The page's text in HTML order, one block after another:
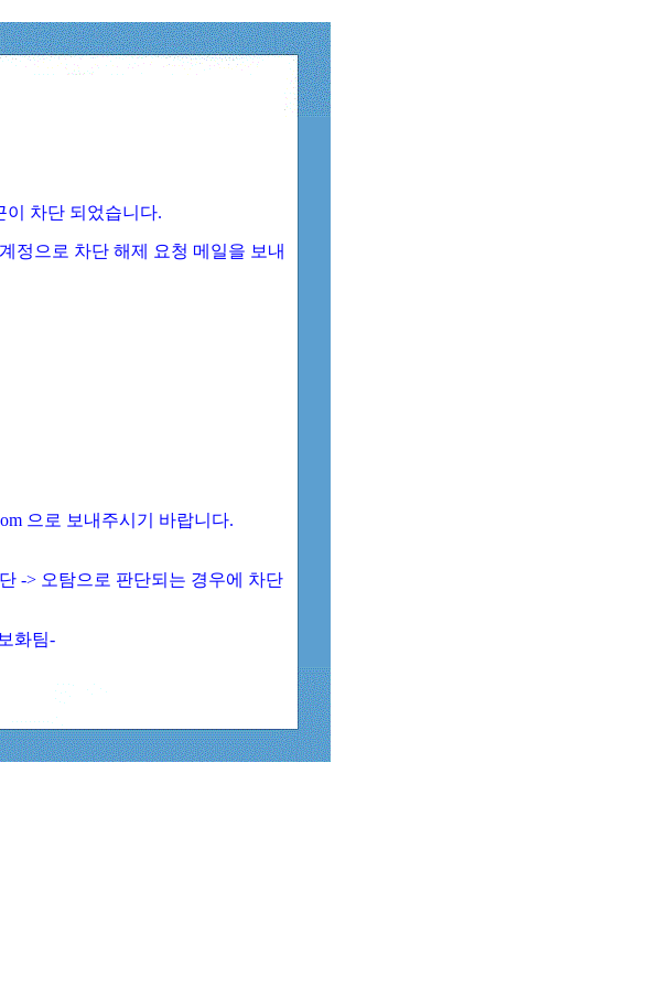
이 차단 되었습니다.
정으로 차단 해제 요청 메일을 보내
으로 보내주시기 바랍니다.
-> 오탐으로 판단되는 경우에 차단
화팀-